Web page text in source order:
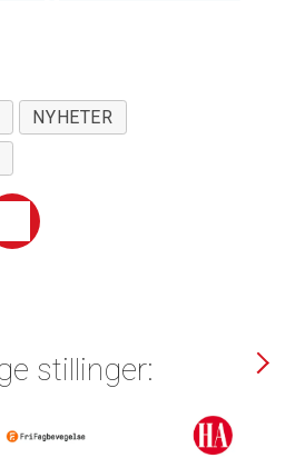
NYHETER
stillinger: